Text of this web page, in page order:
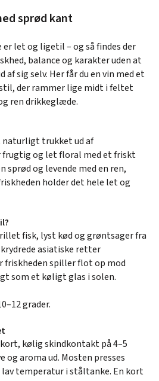
sprød kant
er let og ligetil – og så findes der
balance og karakter uden at
sig selv. Her får du en vin med et
der rammer lige midt i feltet
ren drikkeglæde.
naturligt trukket ud af
frugtig og let floral med et friskt
sprød og levende med en ren,
holder det hele let og
fisk, lyst kød og grøntsager fra
asiatiske retter
friskheden spiller flot op mod
som et køligt glas i solen.
grader.
kølig skindkontakt på 4–5
aroma ud. Mosten presses
temperatur i ståltanke. En kort